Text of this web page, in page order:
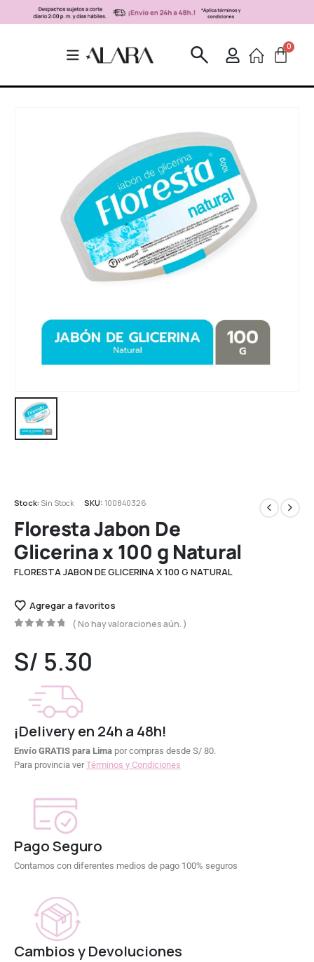
Stock: Sin Stock SKU:100840326
Floresta Jabon De
Glicerina x 100 g Natural
FLORESTA JABON DE GLICERINA X 100 G NATURAL
Agregar a favoritos
( No hay valoraciones aún. )
S/ 5.30
¡Delivery en 24h a 48h!
Envío GRATIS para Lima por compras desde S/ 80.
Para provincia verTérminos y Condiciones
Pago Seguro
Contamos con diferentes medios de pago 100% seguros
Cambios y Devoluciones